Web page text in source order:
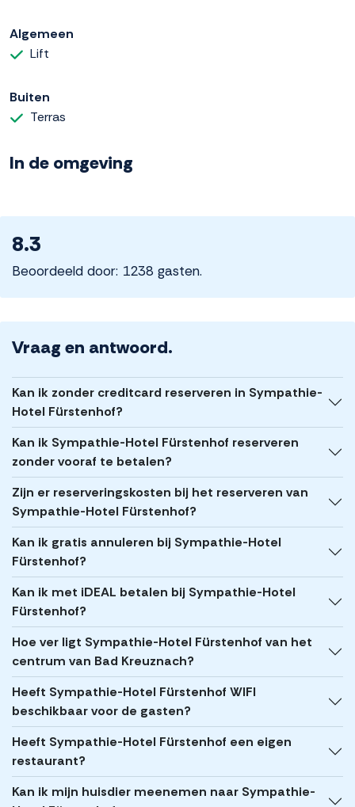
Algemeen
Lift
Buiten
Terras
In de omgeving
8.3
Beoordeeld door: 1238 gasten.
Vraag en antwoord.
Kan ik zonder creditcard reserveren in Sympathie-
Hotel Fürstenhof?
Kan ik Sympathie-Hotel Fürstenhof reserveren
zonder vooraf te betalen?
Zijn er reserveringskosten bij het reserveren van
Sympathie-Hotel Fürstenhof?
Kan ik gratis annuleren bij Sympathie-Hotel
Fürstenhof?
Kan ik met iDEAL betalen bij Sympathie-Hotel
Fürstenhof?
Hoe ver ligt Sympathie-Hotel Fürstenhof van het
centrum van Bad Kreuznach?
Heeft Sympathie-Hotel Fürstenhof WIFI
beschikbaar voor de gasten?
Heeft Sympathie-Hotel Fürstenhof een eigen
restaurant?
Kan ik mijn huisdier meenemen naar Sympathie-